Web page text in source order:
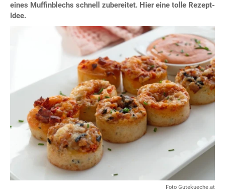
eines Muffinblechs schnell zubereitet. Hier eine tolle Rezept-
Idee.
Foto Gutekueche.at